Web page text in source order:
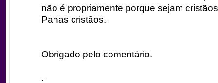
não é propriamente porque sejam
Panas cristãos.
Obrigado pelo comentário.
.